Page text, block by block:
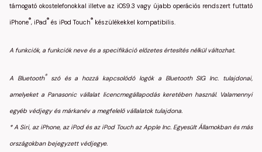
támogató okostelefonokkal illetve az iOS9.3 vagy újabb operációs rendszert futtató
iPhone®, iPad® és iPod Touch® készülékekkel kompatibilis.
A funkciók, a funkciók neve és a specifikáció előzetes értesítés nélkül változhat.
A Bluetooth®szó és a hozzá kapcsolódó logók a Bluetooth SIG Inc. tulajdonai,
amelyeket a Panasonic vállalat licencmegállapodás keretében használ. Valamennyi
egyéb védjegy és márkanév a megfelelő vállalatok tulajdona.
* A Siri, az iPhone, az iPod és az iPod Touch az Apple Inc. Egyesült Államokban és más
országokban bejegyzett védjegye.